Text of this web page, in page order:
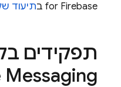
for Firebase בתיעוד
תפקידים
Messaging